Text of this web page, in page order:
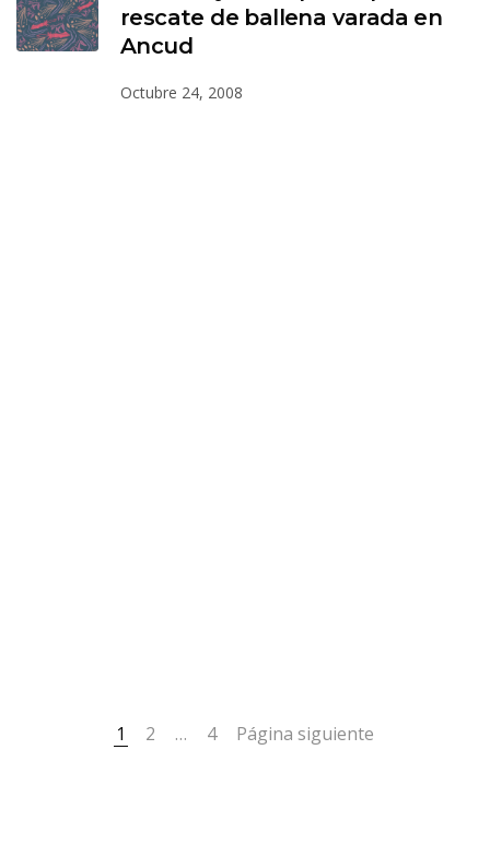
rescate de ballena varada en
Ancud
Octubre 24, 2008
1 2 … 4 Página siguiente